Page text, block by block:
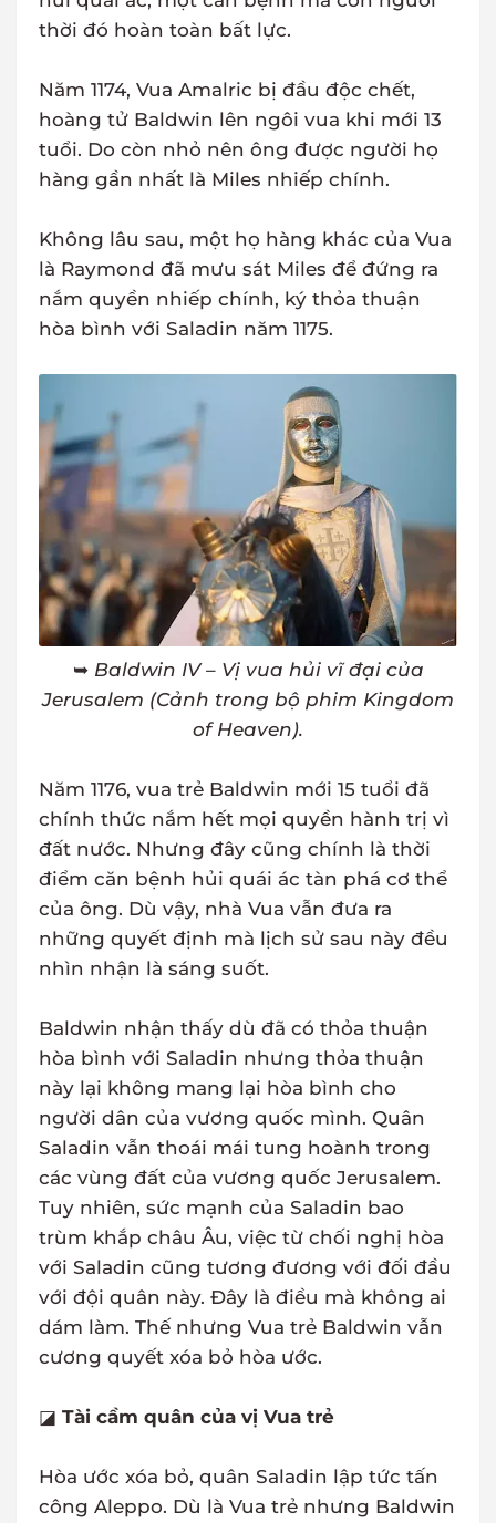
thời đó hoàn toàn bất lực.
Năm 1174, Vua Amalric bị đầu độc chết,
hoàng tử Baldwin lên ngôi vua khi mới 13
tuổi. Do còn nhỏ nên ông được người họ
hàng gần nhất là Miles nhiếp chính.
Không lâu sau, một họ hàng khác của Vua
là Raymond đã mưu sát Miles để đứng ra
nắm quyền nhiếp chính, ký thỏa thuận
hòa bình với Saladin năm 1175.
➥ Baldwin IV – Vị vua hủi vĩ đại của
Jerusalem (Cảnh trong bộ phim Kingdom
of Heaven).
Năm 1176, vua trẻ Baldwin mới 15 tuổi đã
chính thức nắm hết mọi quyền hành trị vì
đất nước. Nhưng đây cũng chính là thời
điểm căn bệnh hủi quái ác tàn phá cơ thể
của ông. Dù vậy, nhà Vua vẫn đưa ra
những quyết định mà lịch sử sau này đều
nhìn nhận là sáng suốt.
Baldwin nhận thấy dù đã có thỏa thuận
hòa bình với Saladin nhưng thỏa thuận
này lại không mang lại hòa bình cho
người dân của vương quốc mình. Quân
Saladin vẫn thoái mái tung hoành trong
các vùng đất của vương quốc Jerusalem.
Tuy nhiên, sức mạnh của Saladin bao
trùm khắp châu Âu, việc từ chối nghị hòa
với Saladin cũng tương đương với đối đầu
với đội quân này. Đây là điều mà không ai
dám làm. Thế nhưng Vua trẻ Baldwin vẫn
cương quyết xóa bỏ hòa ước.
◪ Tài cầm quân của vị Vua trẻ
Hòa ước xóa bỏ, quân Saladin lập tức tấn
công Aleppo. Dù là Vua trẻ nhưng Baldwin